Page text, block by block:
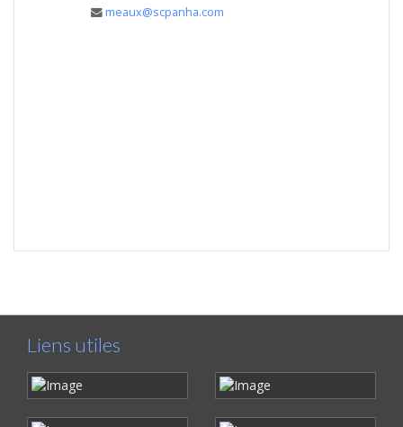
meaux@scpanha.com
Liens utiles